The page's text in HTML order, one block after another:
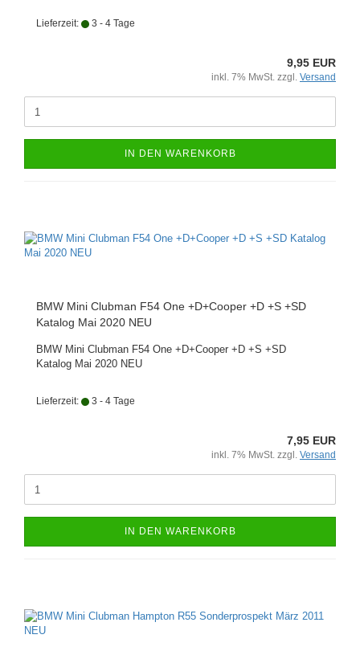
Lieferzeit: 3 - 4 Tage
9,95 EUR
inkl. 7% MwSt. zzgl. Versand
IN DEN WARENKORB
BMW Mini Clubman F54 One +D+Cooper +D +S +SD
Katalog Mai 2020 NEU
BMW Mini Clubman F54 One +D+Cooper +D +S +SD
Katalog Mai 2020 NEU
Lieferzeit: 3 - 4 Tage
7,95 EUR
inkl. 7% MwSt. zzgl. Versand
IN DEN WARENKORB